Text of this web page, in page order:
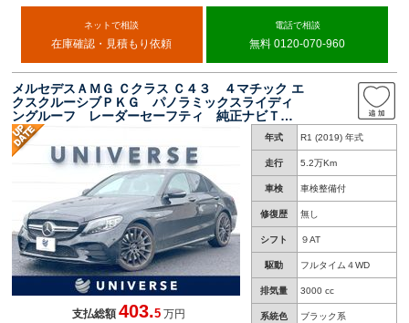
ネットで相談
在庫確認・見積もり依頼
電話で相談
無料 0120-070-960
メルセデスＡＭＧ Ｃクラス Ｃ４３ ４マチック エ
クスクルーシブＰＫＧ パノラミックスライディ
ングルーフ レーダーセーフティ 純正ナビＴ
Ｖ バックカメラ 黒革シート シートヒータ
ー Ｂｕｒｍｅｓｔｅｒ ブラインドスポット
パドルシフト ＥＴＣ 禁煙
年式 R1 (2019) 年式
走行 5.2万Km
車検 車検整備付
修復歴 無し
シフト ９AT
駆動 フルタイム４WD
排気量 3000 cc
系統色 ブラック系
支払総額403.5 万円